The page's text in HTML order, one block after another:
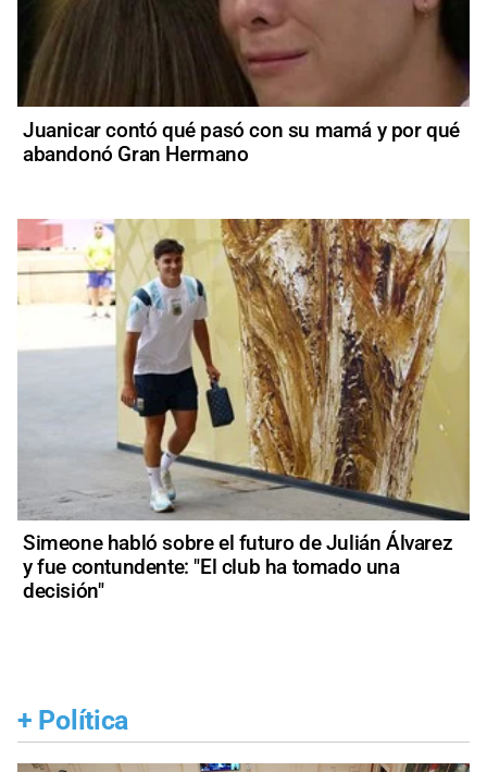
Juanicar contó qué pasó con su mamá y por qué
abandonó Gran Hermano
Simeone habló sobre el futuro de Julián Álvarez
y fue contundente: "El club ha tomado una
decisión"
+ Política